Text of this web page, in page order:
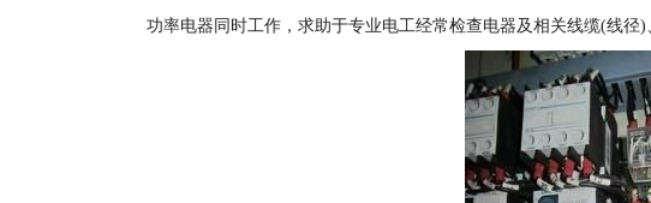
功率电器同时工作，求助于专业电工经常检查电器及相关线缆(线径)